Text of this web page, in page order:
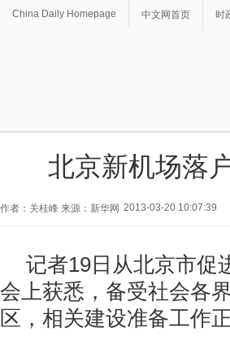
China Daily Homepage 中文网首页 时
北京新机场落
作者：关桂峰 来源：新华网 2013-03-20 10:07:39
记者19日从北京市促
会上获悉，备受社会各
区，相关建设准备工作